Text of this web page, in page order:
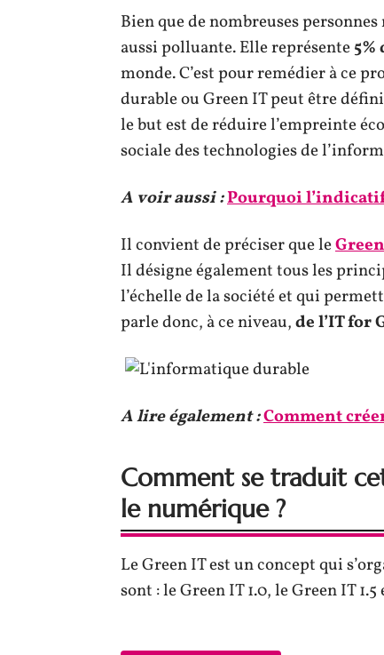
Bien que de nombreuses
aussi polluante. Elle représente5%
monde. C’est pour remédier à ce
durable ou Green IT peut être
le but est de réduire l’empreinte
sociale des technologies de
A voir aussi :Pourquoi
Il convient de préciser que le
Il désigne également tous les
l’échelle de la société et qui
parle donc, à ce niveau,de l’IT for
A lire également :Comment
Comment se traduit
le numérique ?
Le Green IT est un concept qui
sont : le Green IT 1.0, le Green IT